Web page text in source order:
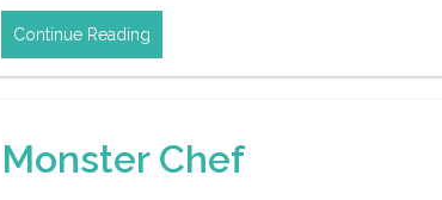
Continue Reading
Monster Chef